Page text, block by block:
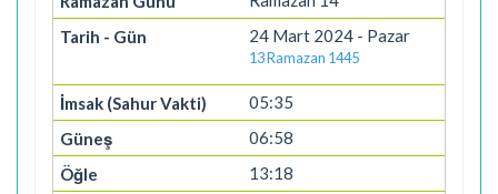
24 Mart 2024 - Pazar
13 Ramazan 1445
05:35
06:58
13:18